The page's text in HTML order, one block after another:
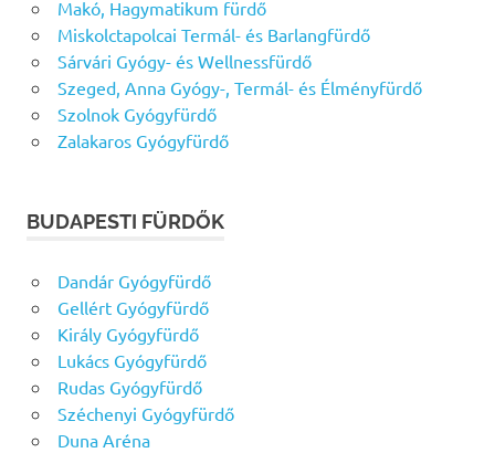
Makó, Hagymatikum fürdő
Miskolctapolcai Termál- és Barlangfürdő
Sárvári Gyógy- és Wellnessfürdő
Szeged, Anna Gyógy-, Termál- és Élményfürdő
Szolnok Gyógyfürdő
Zalakaros Gyógyfürdő
BUDAPESTI FÜRDŐK
Dandár Gyógyfürdő
Gellért Gyógyfürdő
Király Gyógyfürdő
Lukács Gyógyfürdő
Rudas Gyógyfürdő
Széchenyi Gyógyfürdő
Duna Aréna